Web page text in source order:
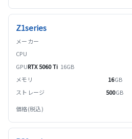
Z1series
RTX 5060 Ti 16GB
16GB
500GB